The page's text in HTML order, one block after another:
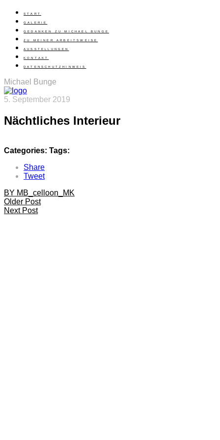
START
GALERIE
GEDANKEN ZU MICHAEL BUNGE
ZU MEINER ARBEITSWEISE
AUSSTELLUNGEN
KONTAKT
DATENSCHUTZHINWEIS
Michael Bunge
5. September 2019
Nächtliches Interieur
Categories: Tags:
Share
Tweet
BY MB_celloon_MK
Older Post
Next Post